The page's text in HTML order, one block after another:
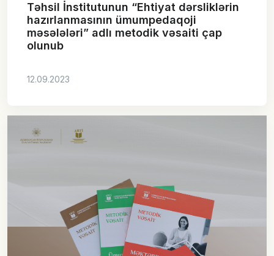
Təhsil İnstitutunun “Ehtiyat dərsliklərin
hazırlanmasının ümumpedaqoji
məsələləri” adlı metodik vəsaiti çap
olunub
12.09.2023